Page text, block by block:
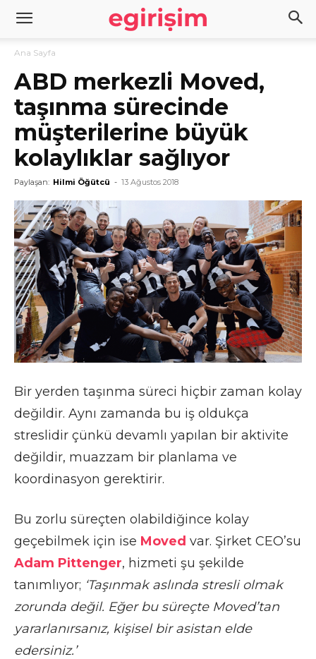
Ana Sayfa
ABD merkezli Moved,
taşınma sürecinde
müşterilerine büyük
kolaylıklar sağlıyor
Paylaşan: Hilmi Öğütcü - 13 Ağustos 2018
Bir yerden taşınma süreci hiçbir zaman kolay
değildir. Aynı zamanda bu iş oldukça
streslidir çünkü devamlı yapılan bir aktivite
değildir, muazzam bir planlama ve
koordinasyon gerektirir.
Bu zorlu süreçten olabildiğince kolay
geçebilmek için ise Moved var. Şirket CEO’su
Adam Pittenger, hizmeti şu şekilde
tanımlıyor; ‘Taşınmak aslında stresli olmak
zorunda değil. Eğer bu süreçte Moved’tan
yararlanırsanız, kişisel bir asistan elde
edersiniz.’